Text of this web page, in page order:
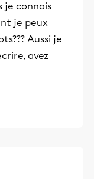
je connais
je peux
Aussi je
avez